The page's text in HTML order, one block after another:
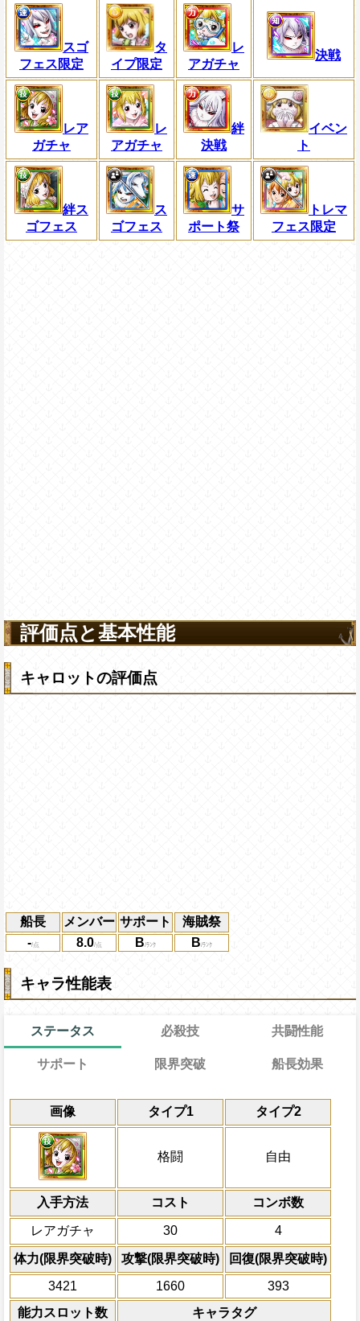
スゴ
フェス限定
タ
イプ限定
レ
アガチャ
決戦
レア
ガチャ
レ
アガチャ
絆
決戦
イベン
ト
絆ス
ゴフェス
ス
ゴフェス
サ
ポート祭
トレマ
フェス限定
評価点と基本性能
キャロットの評価点
船長 メンバー サポート
海賊祭
-
8.0 B B
キャラ性能表
ステータス
画像 タイプ1 タイプ2
格闘 自由
入手方法 コスト コンボ数
レアガチャ 30 4
体力(限界突破時) 攻撃(限界突破時)
回復(限界突破時)
3421
1660
393
能力スロット数
キャラタグ
必殺技
通常 19→13ターン
限界突破
通常時
一味にかかっている船長効果無効・攻撃
1ターンの間自由タイプキャラの通常攻撃
の影響を1.75倍にし、このターン内
功で次のターン自由タイプキャラの通常
性の影響を1.75倍にする
上限突破
共闘性能
共闘性能
船長効果
冒険開始時の必殺タ
キャラの攻撃を
にし、他の属性キャ
必殺技
ターン数：12
全プレイヤーの一味
全てのスロットを自
換し、一味の必殺タ
利効果を1ターン延長
アクション
2ターンの間敵全体の
を30%下げ、自由タ
サポート
効果
速属性から受けるダメージを5%減らし、
力の9%をサポート対象キャラの基礎攻撃
錦えもん ナミ サンジ チョッパー ブルッ
限界突破
力
習得する効果
スロットも
になる
冒険開始時全スロットを[連]スロット
重複時は配置により1つ効果適用)
PEFECTならば70%の確率でダメー
体力50%以下の時、PERFECTなら
船員効果無効を5ターン回復する
船長効果
通常時
GOOD→GREAT→PERFECTの順に攻撃